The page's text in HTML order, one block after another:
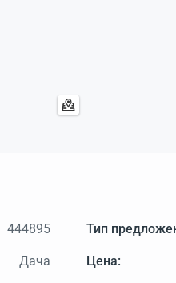
444895 Тип
Дача Цена: